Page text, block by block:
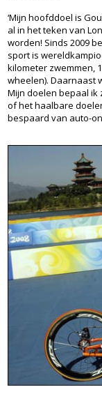
‘Mijn hoofddoel is
al in het teken van
worden! Sinds 2009
sport is
kilometer zwemmen,
wheelen). Daarnaast
Mijn doelen bepaal ik
of het haalbare
bespaard van auto-